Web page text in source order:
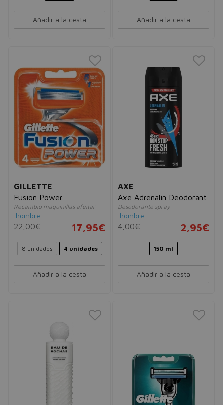
Añadir a la cesta Añadir a la cesta
GILLETTE
Fusion Power
Recambio maquinillas afeitar
hombre
22,00€ 17,95€
8 unidades 4 unidades
Añadir a la cesta
AXE
Axe Adrenalin Deodorant
Desodorante spray
hombre
4,00€ 2,95€
150 ml
Añadir a la cesta